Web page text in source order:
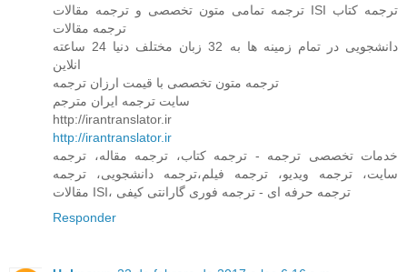
ترجمه تمامی متون تخصصی و ترجمه مقالات ISI ترجمه کتاب
ترجمه مقالات
دانشجویی در تمام زمینه ها به 32 زبان مختلف دنیا 24 ساعته
انلاین
ترجمه متون تخصصی با قیمت ارزان ترجمه
سایت ترجمه ایران مترجم
http://irantranslator.ir
http://irantranslator.ir
خدمات تخصصی ترجمه - ترجمه کتاب، ترجمه مقاله، ترجمه
سایت، ترجمه ویدیو، ترجمه فیلم،ترجمه دانشجویی، ترجمه
مقالات ISI، ترجمه حرفه ای - ترجمه فوری گارانتی کیفی
Responder